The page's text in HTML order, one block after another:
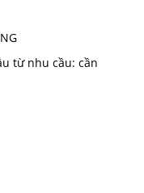
từ nhu cầu: cần